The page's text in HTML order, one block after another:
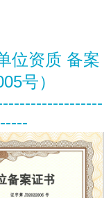
位资质 备案
号）